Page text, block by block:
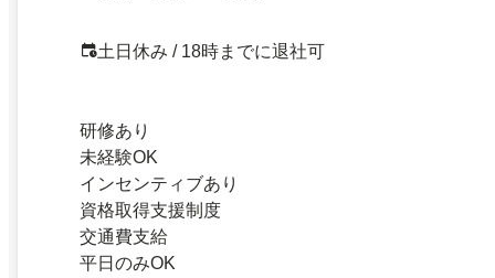
土日休み / 18時までに退社可
研修あり
未経験OK
インセンティブあり
資格取得支援制度
交通費支給
平日のみOK